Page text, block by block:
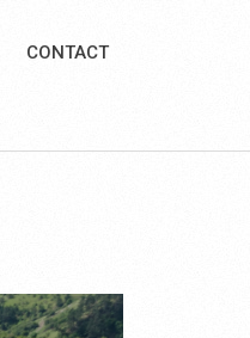
CONTACT